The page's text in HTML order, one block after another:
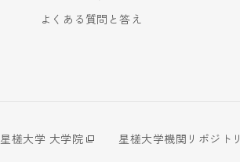
よくある質問と答え
星槎大学 大学院
星槎大学機関リポジトリ